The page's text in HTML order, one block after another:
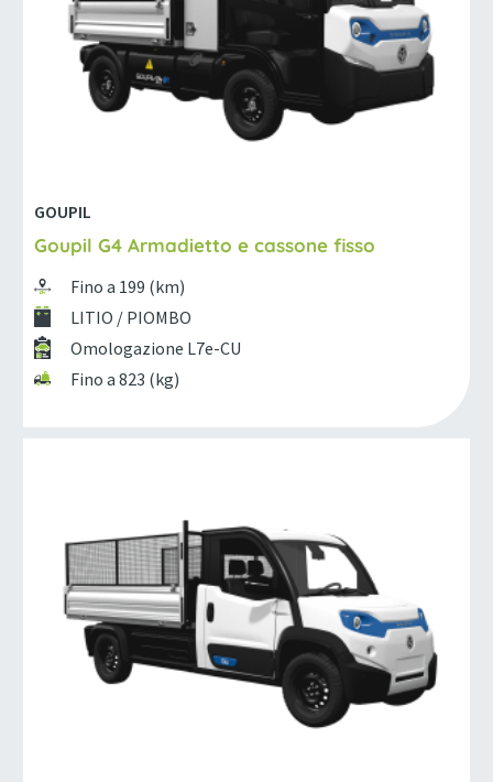
GOUPIL
Goupil G4 Armadietto e cassone fisso
Fino a 199 (km)
LITIO / PIOMBO
Omologazione L7e-CU
Fino a 823 (kg)